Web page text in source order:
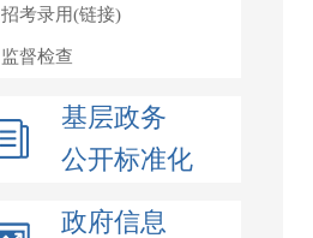
招考录用(链接)
监督检查
基层政务
公开标准化
政府信息